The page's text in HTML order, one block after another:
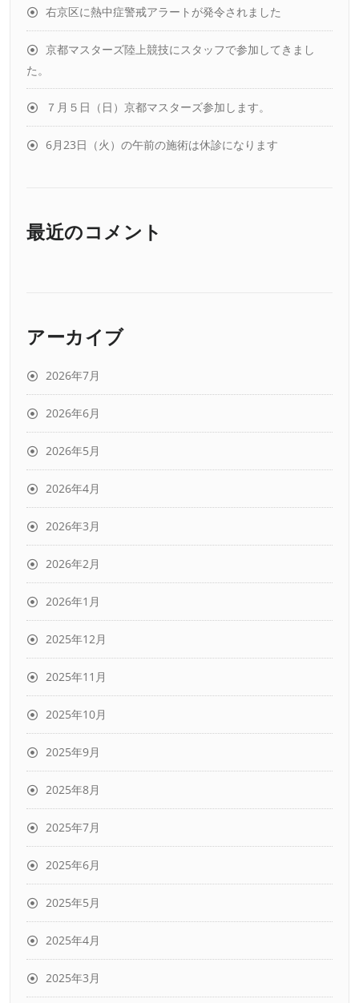
右京区に熱中症警戒アラートが発令されました
京都マスターズ陸上競技にスタッフで参加してきまし
た。
７月５日（日）京都マスターズ参加します。
6月23日（火）の午前の施術は休診になります
最近のコメント
アーカイブ
2026年7月
2026年6月
2026年5月
2026年4月
2026年3月
2026年2月
2026年1月
2025年12月
2025年11月
2025年10月
2025年9月
2025年8月
2025年7月
2025年6月
2025年5月
2025年4月
2025年3月